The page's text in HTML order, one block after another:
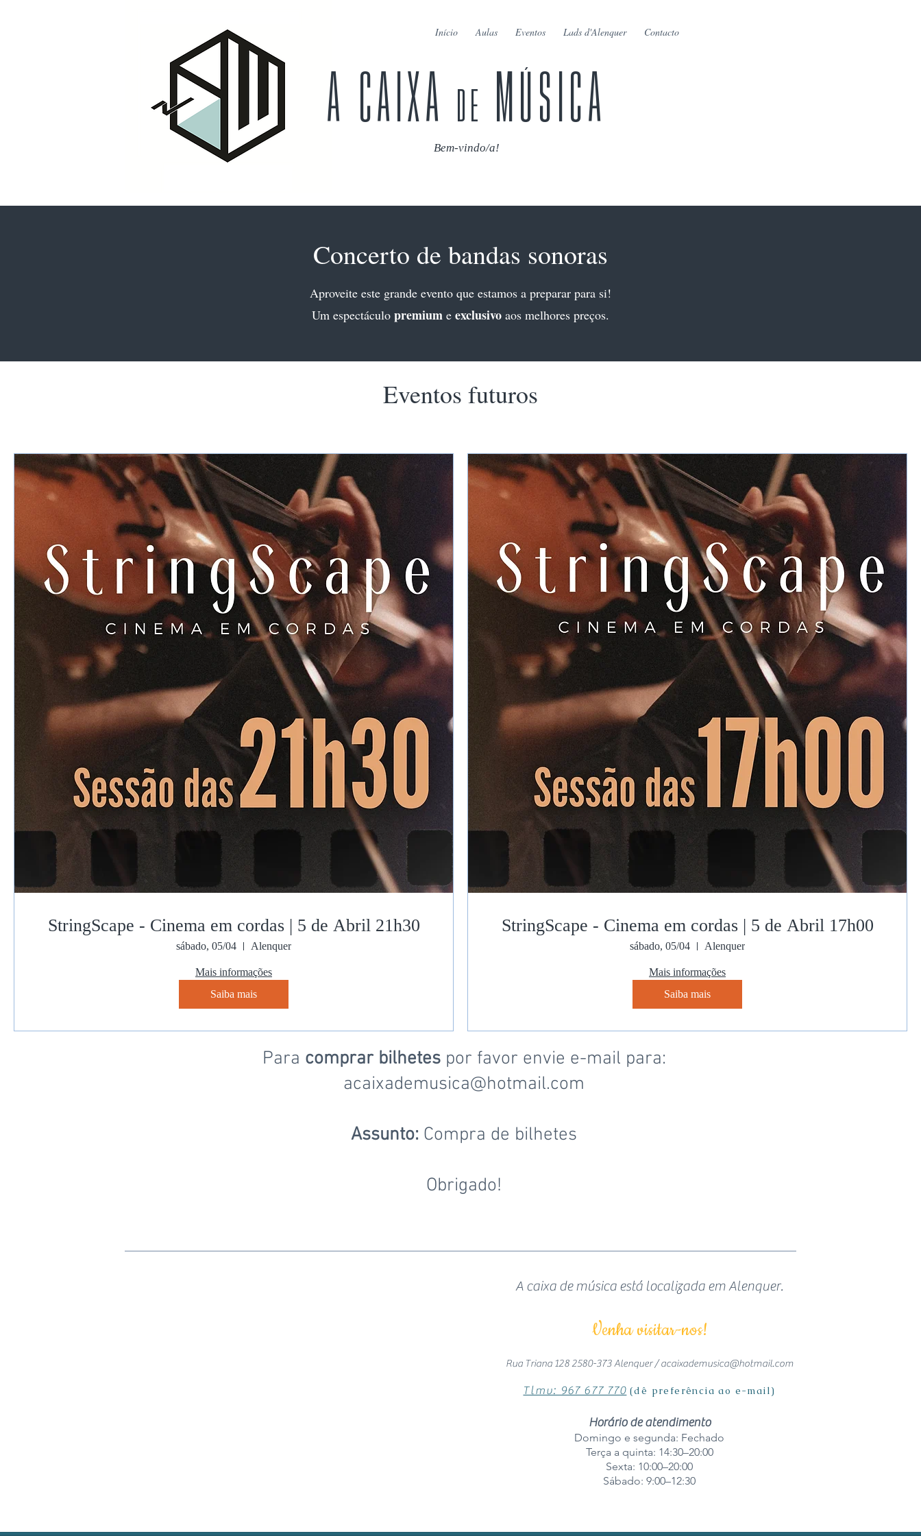
A CAIXA de MÚSICA
Bem-vindo/a!
Início Aulas Eventos Lads d'Alenquer Contacto
Concerto de bandas sonoras
Aproveite este grande evento que estamos a preparar para si!
Um espectáculo premiume exclusivoaos melhores preços.
Eventos futuros
StringScape - Cinema em cordas | 5 de Abril 21h30
sábado, 05/04 Alenquer
Mais informações
Saiba mais
StringScape - Cinema em cordas | 5 de Abril 17h00
sábado, 05/04 Alenquer
Mais informações
Saiba mais
Para comprar bilhetespor favor envie e-mail para:
acaixademusica@hotmail.com
Assunto: Compra de bilhetes
Obrigado!
A caixa de música está localizada em Alenquer.
Venha visitar-nos!
Rua Triana 128 2580-373 Alenquer /acaixademusica@hotmail.com
Tlmv: 967 677 770 (dê preferência ao e-mail)
Horário de atendimento
Domingo e segunda: Fechado
Terça a quinta: 14:30–20:00
Sexta: 10:00–20:00
Sábado: 9:00–12:30